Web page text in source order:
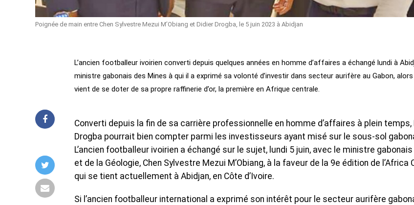
Poignée de main entre Chen Sylvestre Mezui M’Obiang et Didier Drogba, le 5 juin 2023 à Abidjan
L’ancien footballeur ivoirien converti depuis quelques années en homme d’affaires a échangé lundi à
ministre gabonais des Mines à qui il a exprimé sa volonté d’investir dans secteur aurifère au Gabon,
vient de se doter de sa propre raffinerie d’or, la première en Afrique centrale.
Converti depuis la fin de sa carrière professionnelle en homme d’affaires à plein temps,
Drogba pourrait bien compter parmi les investisseurs ayant misé sur le sous-sol
L’ancien footballeur ivoirien a échangé sur le sujet, lundi 5 juin, avec le ministre
et de la Géologie, Chen Sylvestre Mezui M’Obiang, à la faveur de la 9e édition de l’Africa
qui se tient actuellement à Abidjan, en Côte d’Ivoire.
Si l’ancien footballeur international a exprimé son intérêt pour le secteur aurifère